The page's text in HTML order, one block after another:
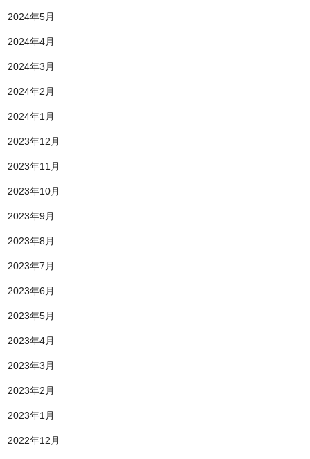
2024年5月
2024年4月
2024年3月
2024年2月
2024年1月
2023年12月
2023年11月
2023年10月
2023年9月
2023年8月
2023年7月
2023年6月
2023年5月
2023年4月
2023年3月
2023年2月
2023年1月
2022年12月